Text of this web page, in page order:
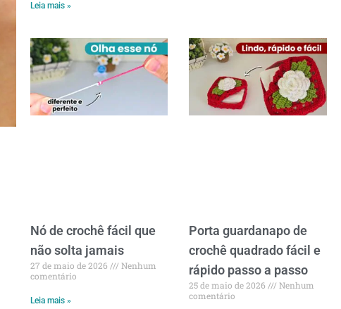
Leia mais »
Nó de crochê fácil que
não solta jamais
27 de maio de 2026
Nenhum
comentário
Leia mais »
Porta guardanapo de
crochê quadrado fácil e
rápido passo a passo
25 de maio de 2026
Nenhum
comentário